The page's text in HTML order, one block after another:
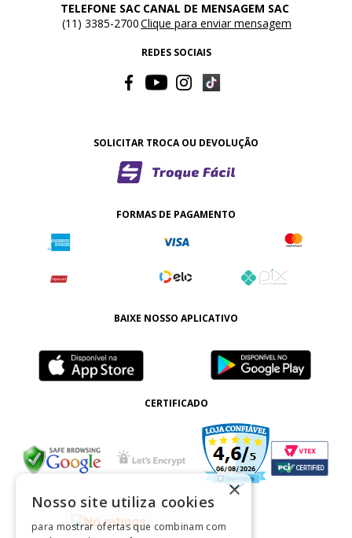
TELEFONE SAC
(11) 3385-2700
CANAL DE MENSAGEM SAC
Clique para enviar mensagem
REDES SOCIAIS
SOLICITAR TROCA OU DEVOLUÇÃO
FORMAS DE PAGAMENTO
BAIXE NOSSO APLICATIVO
CERTIFICADO
×
Nosso site utiliza cookies
para mostrar ofertas que combinam com